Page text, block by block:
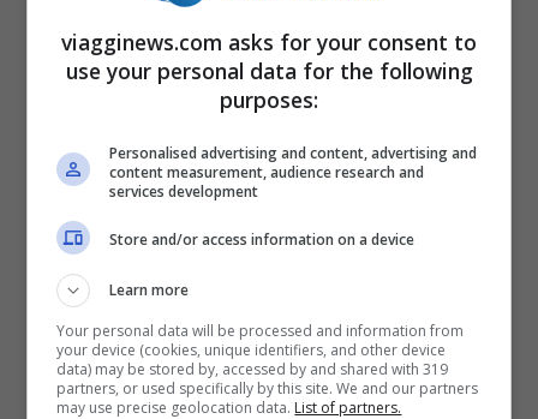
nascosto sul sedile? E’ proprio davanti ai
vostri occhi. Se non ci site riusciti vi
soluzione del gioco
Ecco la soluzione all’indovinello. Facile,
viagginews.com asks for your consent to
use your personal data for the following
purposes:
Personalised advertising and content, advertising and
content measurement, audience research and
services development
Store and/or access information on a device
Learn more
Your personal data will be processed and information from
your device (cookies, unique identifiers, and other device
data) may be stored by, accessed by and shared with 319
partners, or used specifically by this site. We and our partners
may use precise geolocation data. List of partners.